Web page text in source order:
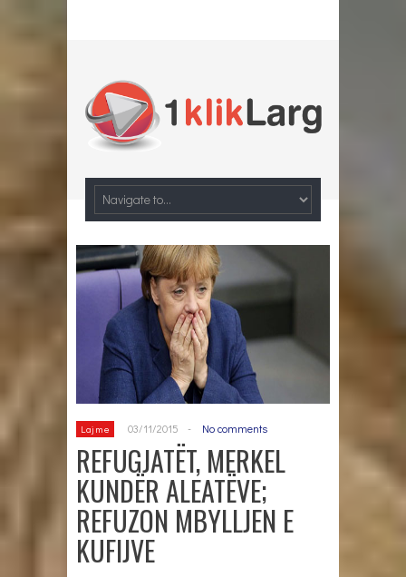
Lajme 03/11/2015 - No comments
REFUGJATËT, MERKEL
KUNDËR ALEATËVE;
REFUZON MBYLLJEN E
KUFIJVE